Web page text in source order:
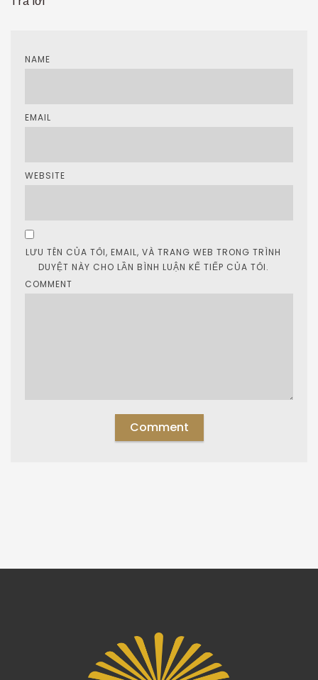
NAME
EMAIL
WEBSITE
LƯU TÊN CỦA TÔI, EMAIL, VÀ TRANG WEB TRONG TRÌNH
DUYỆT NÀY CHO LẦN BÌNH LUẬN KẾ TIẾP CỦA TÔI.
COMMENT
Comment